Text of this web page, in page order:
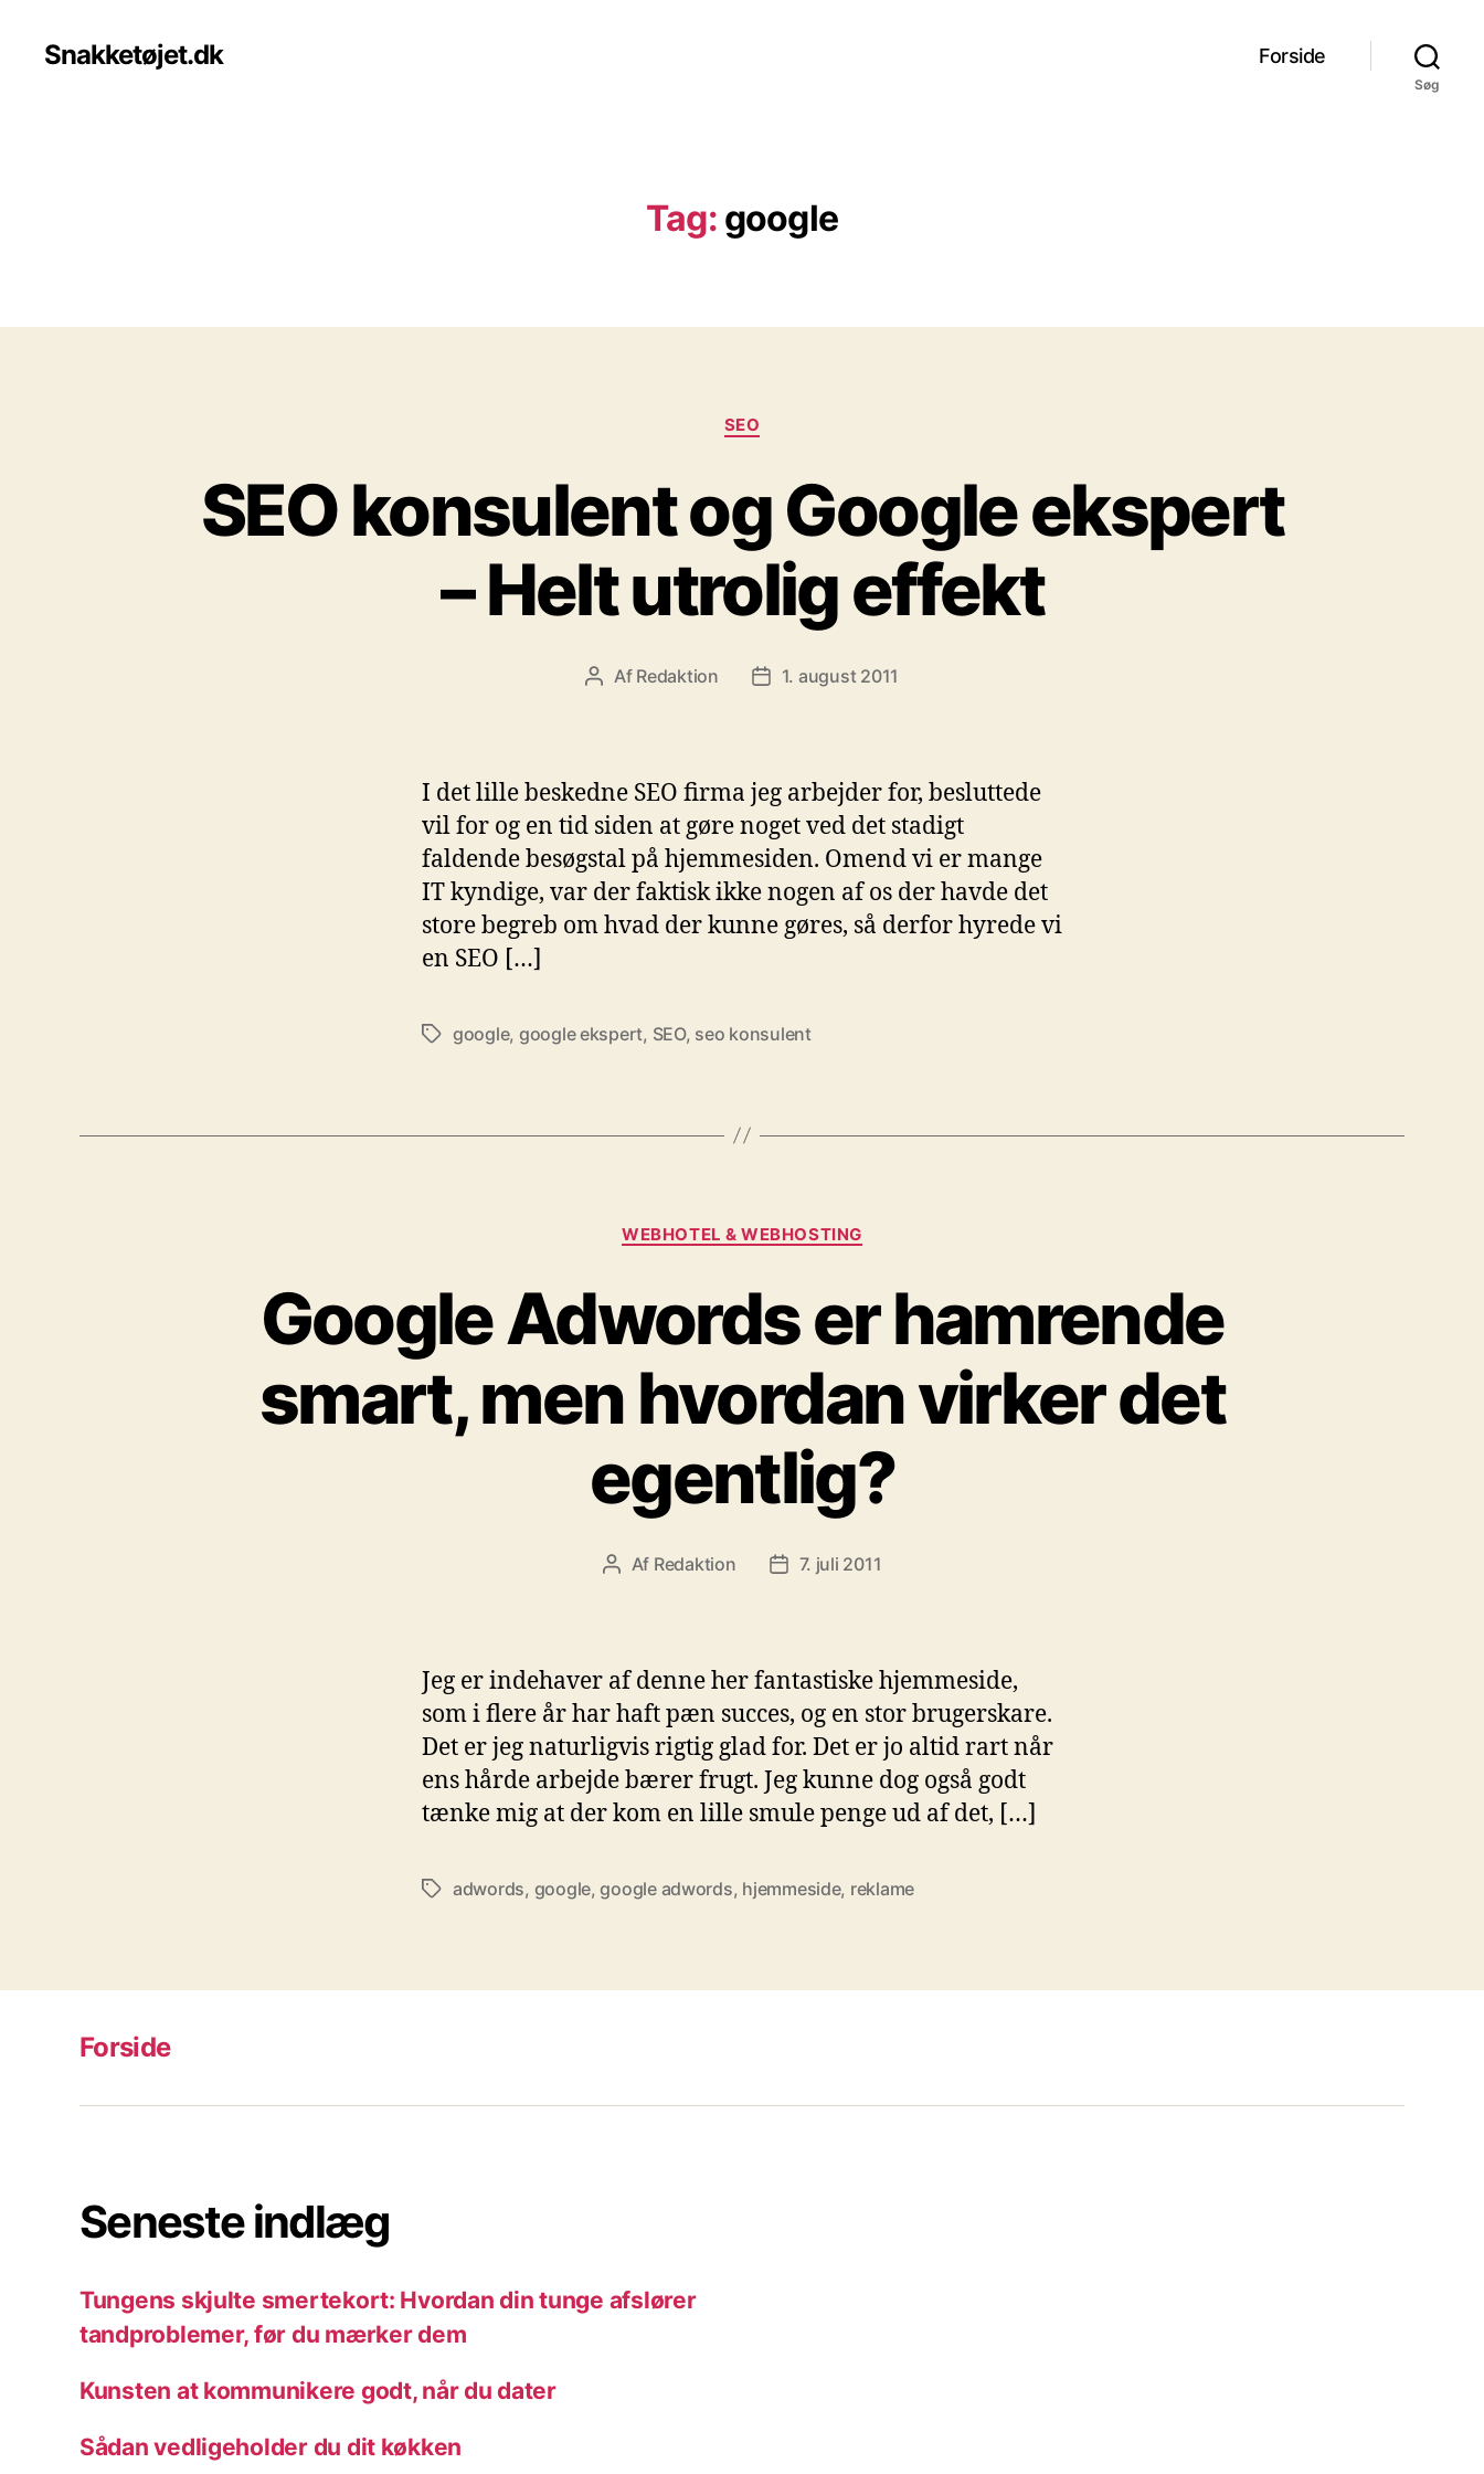
Snakketøjet.dk Forside
Søg
Tag: google
Kategorier
SEO
SEO konsulent og Google ekspert
– Helt utrolig effekt
Indlægsforfatter
Af Redaktion Indlægsdato
1. august 2011
I det lille beskedne SEO firma jeg arbejder for, besluttede
vil for og en tid siden at gøre noget ved det stadigt
faldende besøgstal på hjemmesiden. Omend vi er mange
IT kyndige, var der faktisk ikke nogen af os der havde det
store begreb om hvad der kunne gøres, så derfor hyrede vi
en SEO […]
Tagsgoogle, google ekspert, SEO, seo konsulent
Kategorier
WEBHOTEL & WEBHOSTING
Google Adwords er hamrende
smart, men hvordan virker det
egentlig?
Indlægsforfatter
Af Redaktion Indlægsdato
7. juli 2011
Jeg er indehaver af denne her fantastiske hjemmeside,
som i flere år har haft pæn succes, og en stor brugerskare.
Det er jeg naturligvis rigtig glad for. Det er jo altid rart når
ens hårde arbejde bærer frugt. Jeg kunne dog også godt
tænke mig at der kom en lille smule penge ud af det, […]
Tagsadwords, google,google adwords, hjemmeside, reklame
Forside
Seneste indlæg
Tungens skjulte smertekort: Hvordan din tunge afslører
tandproblemer, før du mærker dem
Kunsten at kommunikere godt, når du dater
Sådan vedligeholder du dit køkken